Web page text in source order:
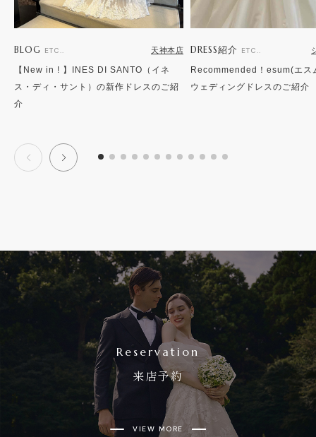
BLOG ETC.. 天神本店
【New in ! 】INES DI SANTO（イネ
ス・ディ・サント）の新作ドレスのご紹
介
DRESS紹介 ETC..
Recommended！esum(エス
ウェディングドレスのご紹介
Reservation
来店予約
VIEW MORE